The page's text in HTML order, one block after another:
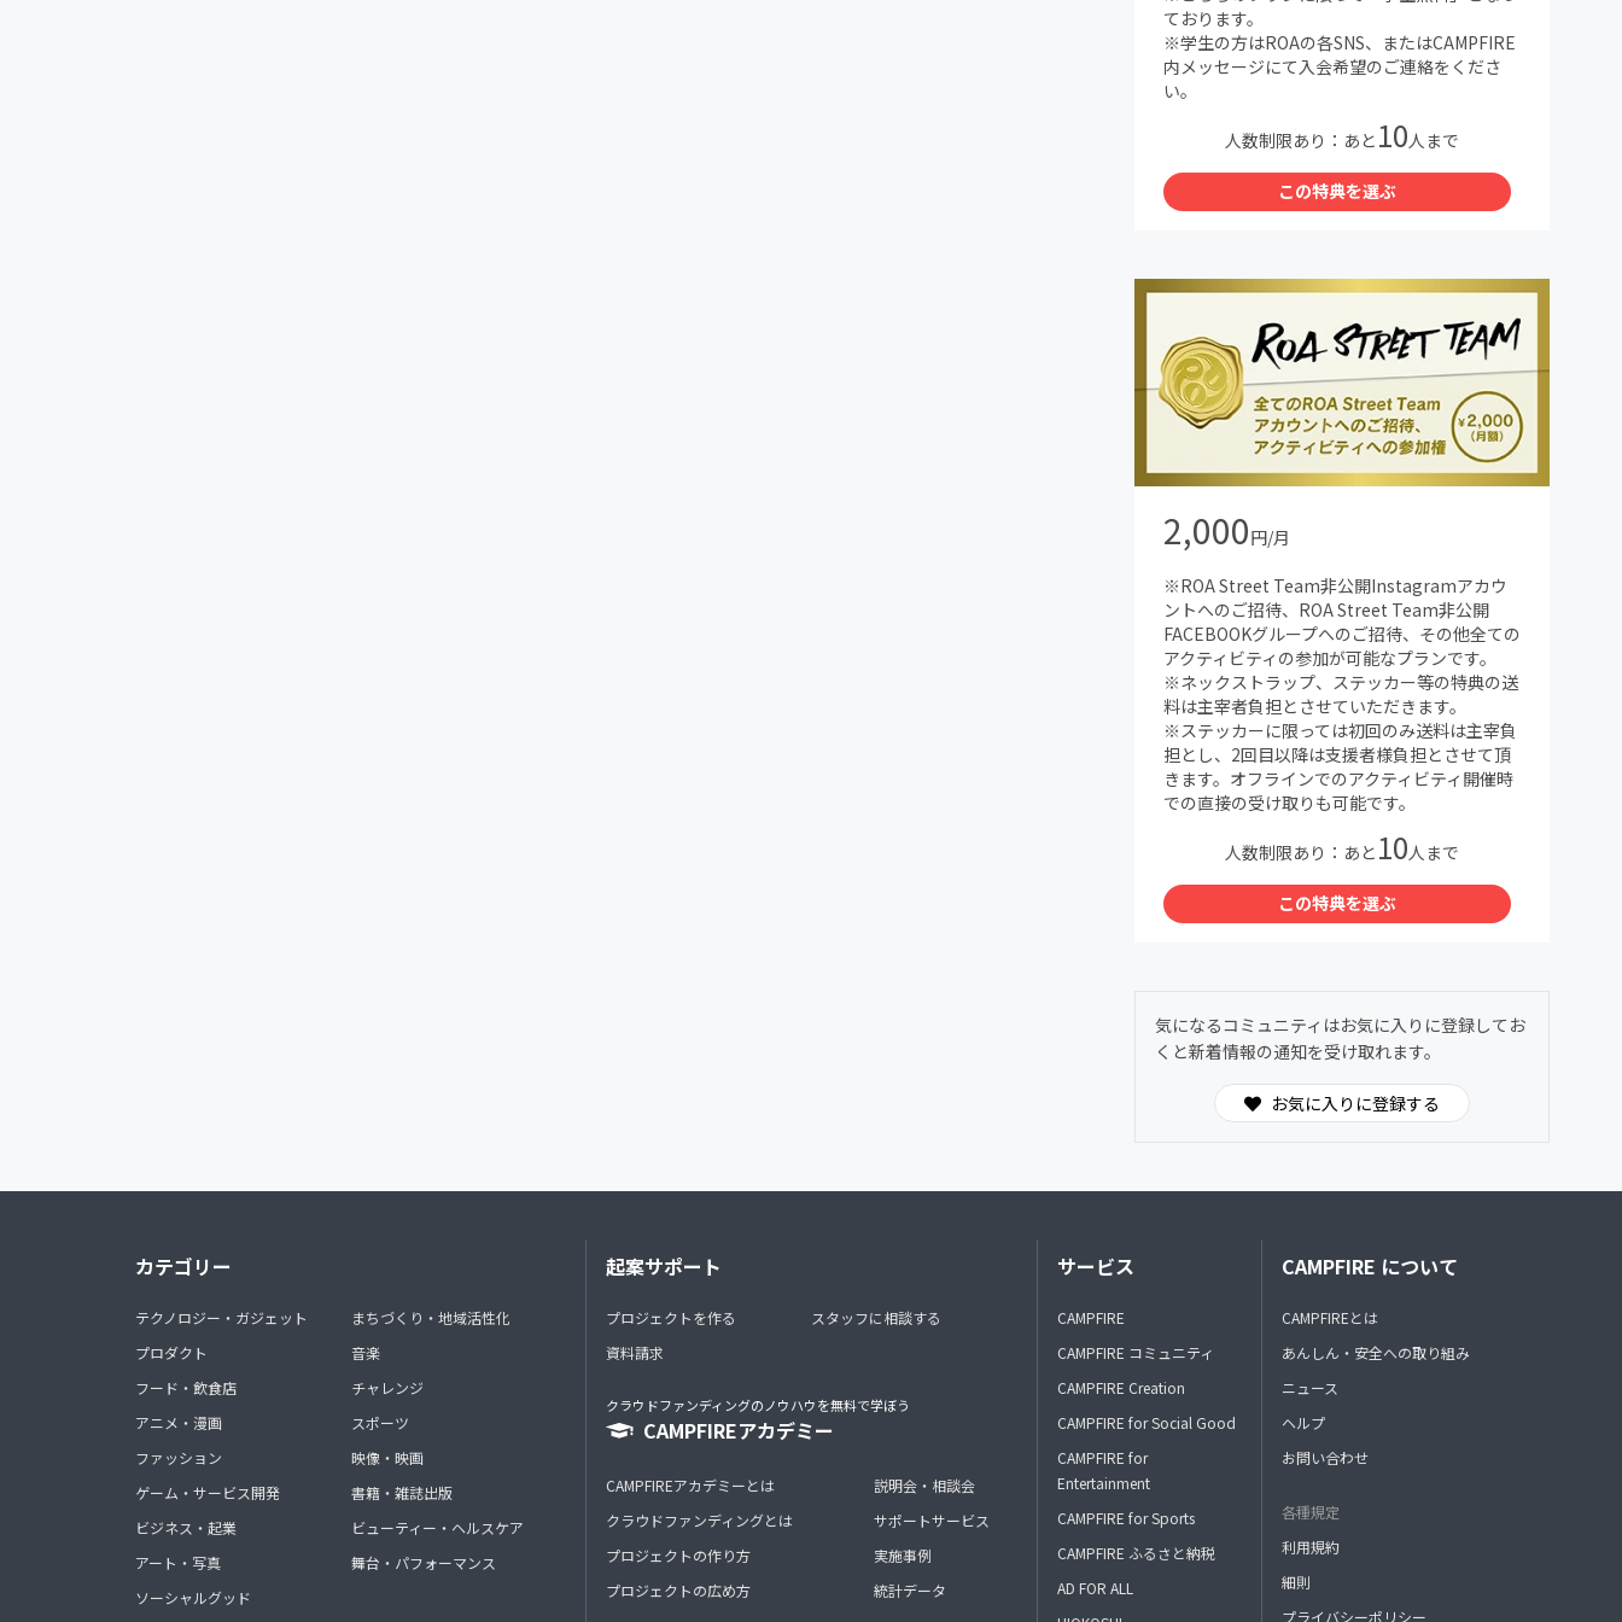
ております。
※学生の方はROAの各SNS、またはCAMPFIRE
内メッセージにて入会希望のご連絡をくださ
い。
人数制限あり：あと 10人まで
この特典を選ぶ
2,000円/月
※ROA Street Team非公開Instagramアカウ
ントへのご招待、ROA Street Team非公開
FACEBOOKグループへのご招待、その他全ての
アクティビティの参加が可能なプランです。
※ネックストラップ、ステッカー等の特典の送
料は主宰者負担とさせていただきます。
※ステッカーに限っては初回のみ送料は主宰負
担とし、2回目以降は支援者様負担とさせて頂
きます。オフラインでのアクティビティ開催時
での直接の受け取りも可能です。
人数制限あり：あと 10人まで
この特典を選ぶ
気になるコミュニティはお気に入りに登録してお
くと新着情報の通知を受け取れます。
お気に入りに登録する
カテゴリー
テクノロジー・ガジェット
プロダクト
フード・飲食店
アニメ・漫画
ファッション
ゲーム・サービス開発
ビジネス・起業
アート・写真
ソーシャルグッド
まちづくり・地域活性化
音楽
チャレンジ
スポーツ
映像・映画
書籍・雑誌出版
ビューティー・ヘルスケア
舞台・パフォーマンス
起案サポート
プロジェクトを作る
資料請求
スタッフに相談する
クラウドファンディングのノウハウを無料で学ぼう
CAMPFIREアカデミー
CAMPFIREアカデミーとは
クラウドファンディングとは
プロジェクトの作り方
プロジェクトの広め方
説明会・相談会
サポートサービス
実施事例
統計データ
サービス
CAMPFIRE
CAMPFIRE コミュニティ
CAMPFIRE Creation
CAMPFIRE for Social Good
CAMPFIRE for
Entertainment
CAMPFIRE for Sports
CAMPFIRE ふるさと納税
AD FOR ALL
CAMPFIRE について
CAMPFIREとは
あんしん・安全への取り組み
ニュース
ヘルプ
お問い合わせ
各種規定
利用規約
細則
プライバシーポリシー